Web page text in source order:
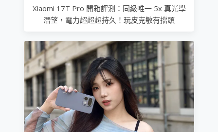
Xiaomi 17T Pro 開箱評測：同級唯一 5x 真光學
潛望，電力超超超持久！玩皮克敏有擋頭